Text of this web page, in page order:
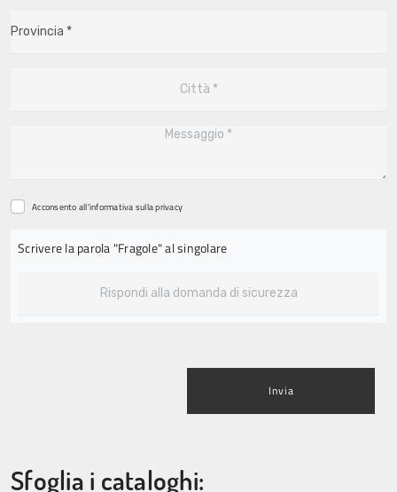
Acconsento all'informativa sullaprivacy
Scrivere la parola "Fragole" al singolare
Invia
Sfoglia i cataloghi: